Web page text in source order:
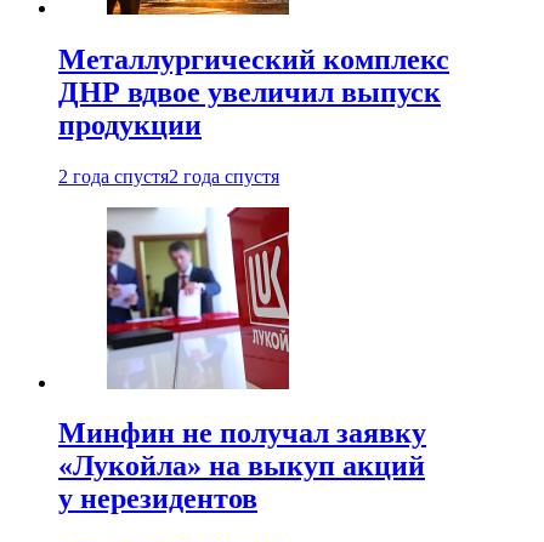
Металлургический комплекс
ДНР вдвое увеличил выпуск
продукции
2 года спустя2 года спустя
Минфин не получал заявку
«Лукойла» на выкуп акций
у нерезидентов